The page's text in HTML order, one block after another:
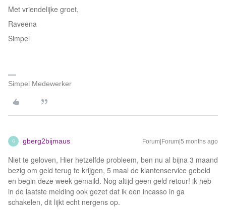
Met vriendelijke groet,
Raveena
Simpel
Simpel Medewerker
G gberg2bijmaus Forum|Forum|5 months ago
Niet te geloven, Hier hetzelfde probleem, ben nu al bijna 3 maand
bezig om geld terug te krijgen, 5 maal de klantenservice gebeld
en begin deze week gemaild. Nog altijd geen geld retour! ik heb
in de laatste melding ook gezet dat ik een incasso in ga
schakelen, dit lijkt echt nergens op.